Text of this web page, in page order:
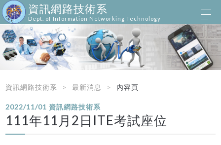
資訊網路技術系
Dept. of Information Networking Technology
資訊網路技術系 最新消息 內容頁
2022/11/01 資訊網路技術系
111年11月2日ITE考試座位